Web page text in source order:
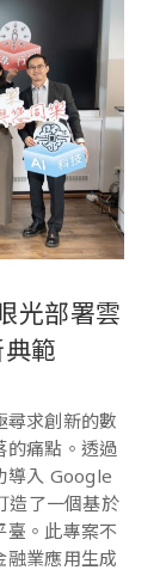
光部署雲
範
尋求創新的數
的痛點。透過
導入 Google
了一個基於
臺。此專案不
融業應用生成